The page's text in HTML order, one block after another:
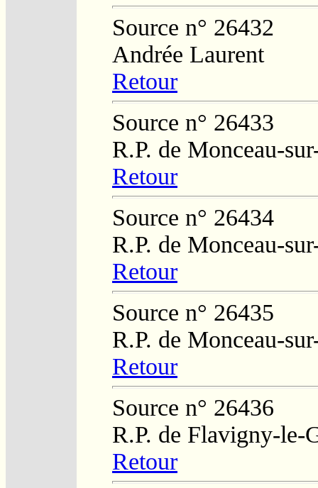
Source n° 26432
Andrée Laurent
Retour
Source n° 26433
R.P. de Monceau-
Retour
Source n° 26434
R.P. de Monceau-
Retour
Source n° 26435
R.P. de Monceau-
Retour
Source n° 26436
R.P. de Flavigny-le-
Retour